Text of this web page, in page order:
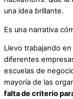
una idea brillante.
Es una narrativa
Llevo trabajando
diferentes
escuelas de
mayoría de las
falta de criterio